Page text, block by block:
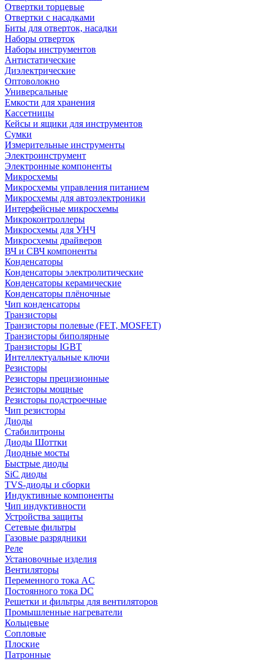
Отвертки торцевые
Отвертки с насадками
Биты для отверток, насадки
Наборы отверток
Наборы инструментов
Антистатические
Диэлектрические
Оптоволокно
Универсальные
Емкости для хранения
Кассетницы
Кейсы и ящики для инструментов
Сумки
Измерительные инструменты
Электроинструмент
Электронные компоненты
Микросхемы
Микросхемы управления питанием
Микросхемы для автоэлектроники
Интерфейсные микросхемы
Микроконтроллеры
Микросхемы для УНЧ
Микросхемы драйверов
ВЧ и СВЧ компоненты
Конденсаторы
Конденсаторы электролитические
Конденсаторы керамические
Конденсаторы плёночные
Чип конденсаторы
Транзисторы
Транзисторы полевые (FET, MOSFET)
Транзисторы биполярные
Транзисторы IGBT
Интеллектуальные ключи
Резисторы
Резисторы прецизионные
Резисторы мощные
Резисторы подстроечные
Чип резисторы
Диоды
Стабилитроны
Диоды Шоттки
Диодные мосты
Быстрые диоды
SiC диоды
TVS-диоды и сборки
Индуктивные компоненты
Чип индуктивности
Устройства защиты
Сетевые фильтры
Газовые разрядники
Реле
Установочные изделия
Вентиляторы
Переменного тока AC
Постоянного тока DC
Решетки и фильтры для вентиляторов
Промышленные нагреватели
Кольцевые
Сопловые
Плоские
Патронные